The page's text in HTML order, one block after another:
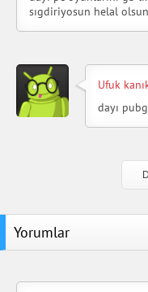
sıgdiriyosun helal
Ufuk
dayı
Yorumlar